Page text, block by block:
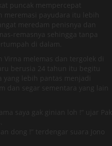
puncak mempercepat
meremasi payudara itu lebih
meredam penisnya dan
remasnya sehingga tanpa
di dalam.
melemas dan tergolek di
berusia 24 tahun itu begitu
lebih pantas menjadi
dan segar sementara yang lain
saya gak ginian loh !” ujar Pak
dong !” terdengar suara Jono